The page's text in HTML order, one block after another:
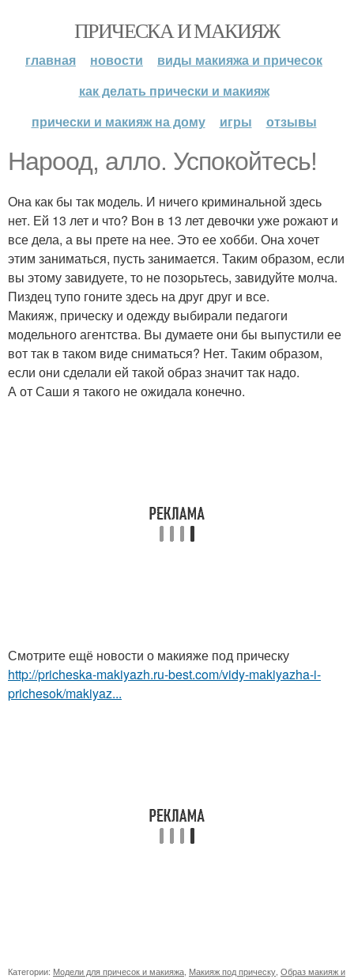
ПРИЧЕСКА И МАКИЯЖ
главная новости
виды макияжа и причесок
как делать прически и макияж
прически и макияж на дому
игры отзывы
Нароод, алло. Успокойтесь!
Она как бы так модель. И ничего криминальной здесь
нет. Ей 13 лет и что? Вон в 13 лет девочки уже рожают и
все дела, а вы прете на нее. Это ее хобби. Она хочет
этим заниматься, пусть занимается. Таким образом, если
вы этому завидуете, то не позорьтесь, завидуйте молча.
Пиздец тупо гоните здесь на друг друг и все.
Макияж, прическу и одежду выбирали педагоги
модельного агентства. Вы думаете они бы выпустили ее
вот так в таком виде сниматься? Нет. Таким образом,
если они сделали ей такой образ значит так надо.
А от Саши я такого не ожидала конечно.
Смотрите ещё новости о макияже под прическу
http://pricheska-makiyazh.ru-best.com/vidy-makiyazha-i-
prichesok/makiyaz...
Категории: Модели для причесок и макияжа Макияж под прическу Образ макияж и